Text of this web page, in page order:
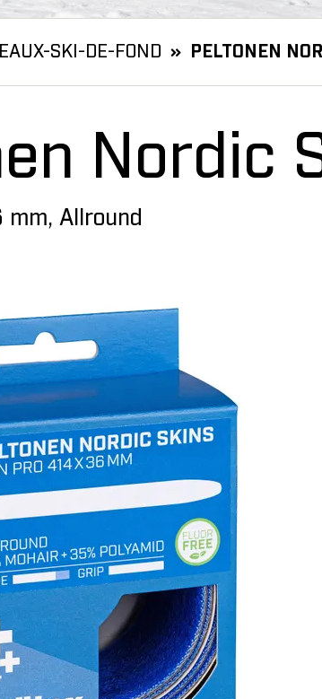
SKI-DE-FOND PELTONEN
Nordic
mm, Allround